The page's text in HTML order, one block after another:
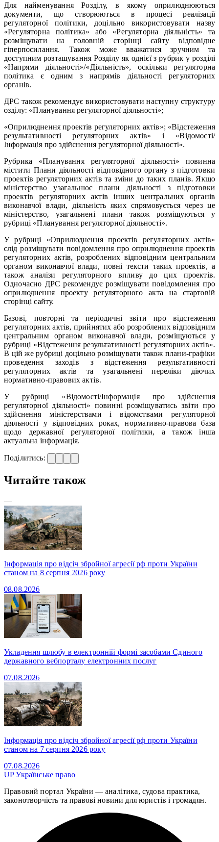
Для найменування Розділу, в якому оприлюднюються
документи, що створюються в процесі реалізації
регуляторної політики, доцільно використовувати назву
«Регуляторна політика» або «Регуляторна діяльність» та
розміщувати на головній сторінці сайту відповідне
гіперпосилання. Також може вважатися зручним та
доступним розташування Розділу як однієї з рубрик у розділі
«Напрями діяльності»/«Діяльність», оскільки регуляторна
політика є одним з напрямів діяльності регуляторних
органів.
ДРС також рекомендує використовувати наступну структуру
озділу: «Планування регуляторної діяльності»;
«Оприлюднення проектів регуляторних актів»; «Відстеження
результативності регуляторних актів» і «Відомості/
Інформація про здійснення регуляторної діяльності».
Рубрика «Планування регуляторної діяльності» повинна
містити Плани діяльності відповідного органу з підготовки
проектів регуляторних актів та зміни до таких планів. Якщо
міністерство узагальнює плани діяльності з підготовки
проектів регуляторних актів інших центральних органів
виконавчої влади, діяльність яких спрямовується через це
міністерство, узагальнені плани також розміщуються у
рубриці «Планування регуляторної діяльності».
У рубриці «Оприлюднення проектів регуляторних актів»
слід розміщувати повідомлення про оприлюднення проектів
регуляторних актів, розроблених відповідним центральним
органом виконавчої влади, повні тексти таких проектів, а
також аналізи регуляторного впливу до цих проектів.
Одночасно ДРС рекомендує розміщувати повідомлення про
оприлюднення проекту регуляторного акта на стартовій
сторінці сайту.
Базові, повторні та періодичні звіти про відстеження
регуляторних актів, прийнятих або розроблених відповідним
центральним органом виконавчої влади, розміщуються у
рубриці «Відстеження результативності регуляторних актів».
В цій же рубриці доцільно розміщувати також плани-графіки
проведення заходів з відстеження результативності
регуляторних актів та узагальнені переліки діючих
нормативно-правових актів.
У рубриці «Відомості/Інформація про здійснення
регуляторної діяльності» повинні розміщуватись звіти про
здійснення міністерствами і відомствами регуляторної
діяльності у відповідних роках, нормативно-правова база
щодо державної регуляторної політики, а також інша
актуальна інформація.
Поділитись:
Читайте також
—
Інформація про відсіч збройної агресії рф проти України
станом на 8 серпня 2026 року
08.08.2026
Укладення шлюбу в електронній формі засобами Єдиного
державного вебпорталу електронних послуг
07.08.2026
Інформація про відсіч збройної агресії рф проти України
станом на 7 серпня 2026 року
07.08.2026
UPУкраїнське право
Правовий портал України — аналітика, судова практика,
законотворчість та правові новини для юристів і громадян.